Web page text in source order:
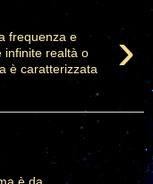
›
frequenza e
infinite realtà o
è caratterizzata